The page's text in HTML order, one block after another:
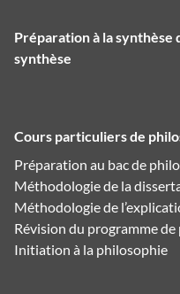
Préparation à la synthèse
synthèse
Cours particuliers de
Préparation au bac de philo
Méthodologie de la
Méthodologie de
Révision du programme
Initiation à la philosophie